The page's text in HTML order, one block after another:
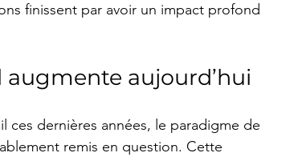
finissent par avoir un impact profond
aujourd’hui
dernières années, le paradigme de
remis en question. Cette